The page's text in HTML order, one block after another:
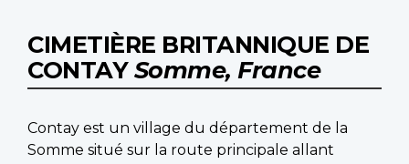
CIMETIÈRE BRITANNIQUE DE
CONTAYSomme, France
Contay est un village du département de la
Somme situé sur la route principale allant